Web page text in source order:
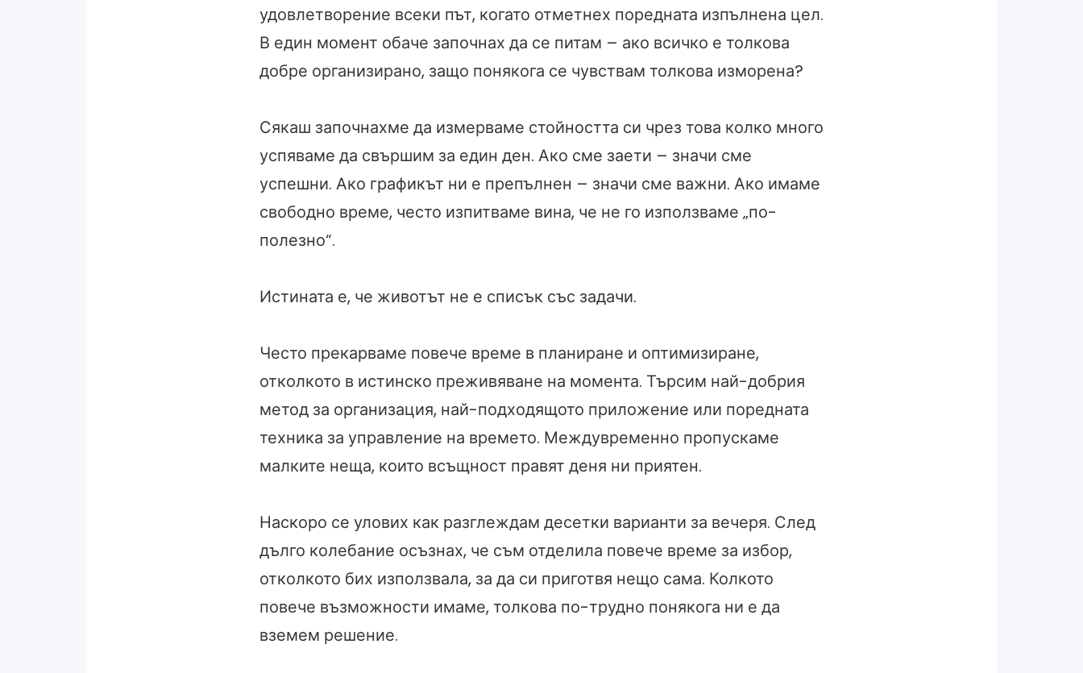
удовлетворение всеки път, когато отметнех поредната изпълнена цел.
В един момент обаче започнах да се питам – ако всичко е толкова
добре организирано, защо понякога се чувствам толкова изморена?
Сякаш започнахме да измерваме стойността си чрез това колко много
успяваме да свършим за един ден. Ако сме заети – значи сме
успешни. Ако графикът ни е препълнен – значи сме важни. Ако имаме
свободно време, често изпитваме вина, че не го използваме „по-
полезно“.
Истината е, че животът не е списък със задачи.
Често прекарваме повече време в планиране и оптимизиране,
отколкото в истинско преживяване на момента. Търсим най-добрия
метод за организация, най-подходящото приложение или поредната
техника за управление на времето. Междувременно пропускаме
малките неща, които всъщност правят деня ни приятен.
Наскоро се улових как разглеждам десетки варианти за вечеря. След
дълго колебание осъзнах, че съм отделила повече време за избор,
отколкото бих използвала, за да си приготвя нещо сама. Колкото
повече възможности имаме, толкова по-трудно понякога ни е да
вземем решение.